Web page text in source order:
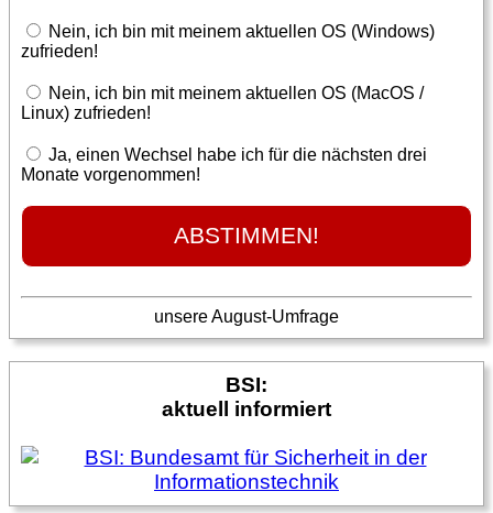
Nein, ich bin mit meinem aktuellen OS (Windows)
zufrieden!
Nein, ich bin mit meinem aktuellen OS (MacOS /
Linux) zufrieden!
Ja, einen Wechsel habe ich für die nächsten drei
Monate vorgenommen!
unsere August-Umfrage
BSI:
aktuell informiert